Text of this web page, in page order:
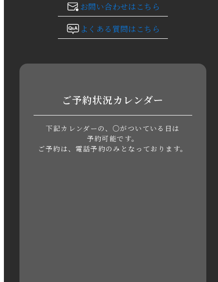
2023年10月
2023年8月
2023年5月
お問い合わせはこちら
よくある質問はこちら
ご予約状況カレンダー
下記カレンダーの、○がついている日は
予約可能です。
ご予約は、電話予約のみとなっております。